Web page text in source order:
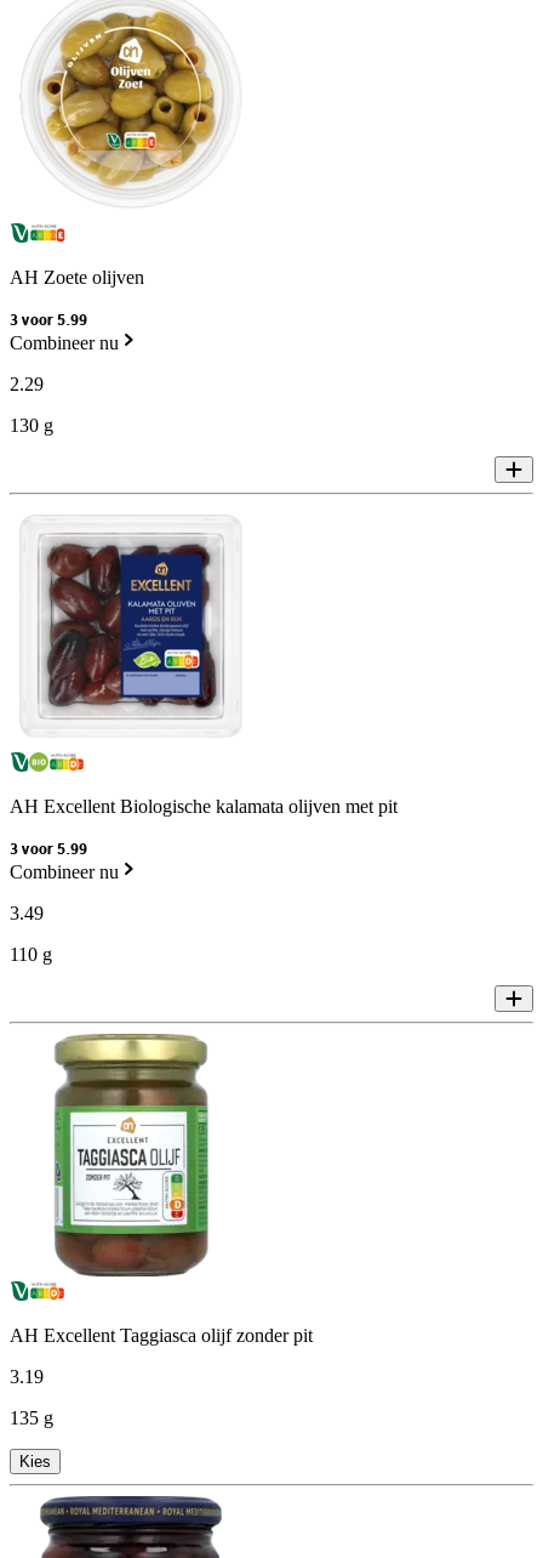
AH Zoete olijven
3 voor 5.99
Combineer nu
2.29
130 g
AH Excellent Biologische kalamata olijven met pit
3 voor 5.99
Combineer nu
3.49
110 g
AH Excellent Taggiasca olijf zonder pit
3.19
135 g
Kies